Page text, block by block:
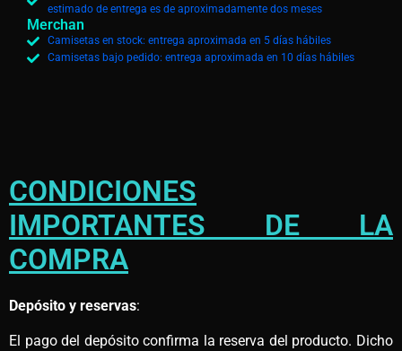
estimado de entrega es de aproximadamente dos meses
Merchan
Camisetas en stock: entrega aproximada en 5 días hábiles
Camisetas bajo pedido: entrega aproximada en 10 días hábiles
CONDICIONES
IMPORTANTES DE LA
COMPRA
Depósito y reservas:
El pago del depósito confirma la reserva del producto. Dicho